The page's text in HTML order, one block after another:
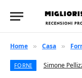
Home » Casa »
FORNI Simone